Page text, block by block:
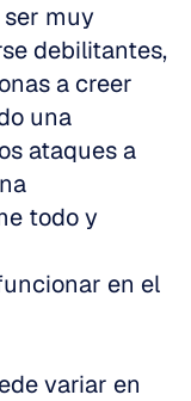
muy
debilitantes,
a creer
una
ataques a
todo y
en el
variar en